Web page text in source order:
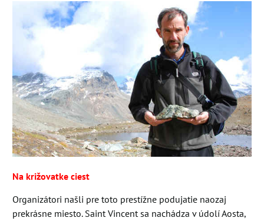
Na križovatke ciest
Organizátori našli pre toto prestížne podujatie naozaj
prekrásne miesto. Saint Vincent sa nachádza v údolí Aosta,